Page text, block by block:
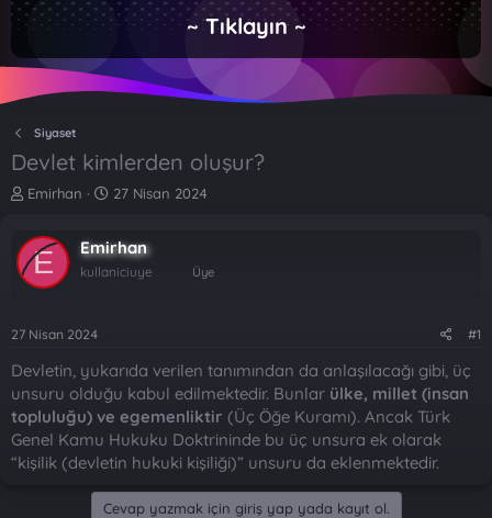
~ Tıklayın ~
Siyaset
Devlet kimlerden oluşur?
K
b
u
y
b
ş
l
t
a
n
Emirhan
B
l
a
t
a
h
i
27 Nisan 2024
E Emirhan
kullaniciuye Üye
27 Nisan 2024 #1
Devletin, yukarıda verilen tanımından da anlaşılacağı gibi, üç
unsuru olduğu kabul edilmektedir. Bunlar ülke, millet (insan
topluluğu) ve egemenliktir (Üç Öğe Kuramı). Ancak Türk
Genel Kamu Hukuku Doktrininde bu üç unsura ek olarak
“kişilik (devletin hukuki kişiliği)” unsuru da eklenmektedir.
Cevap yazmak için giriş yap yada kayıt ol.